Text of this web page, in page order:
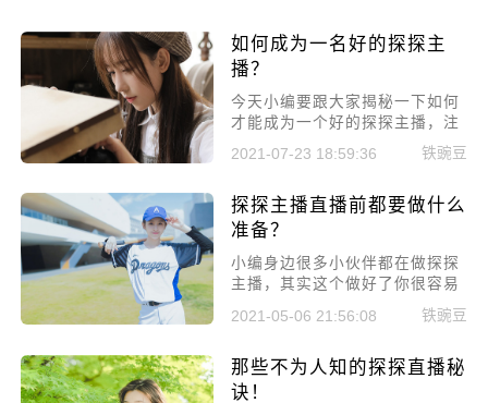
如何成为一名好的探探主
播？
今天小编要跟大家揭秘一下如何
才能成为一个好的探探主播，注
意好下面几个方面，你一定能成
为顶尖网络女主播!
2021-07-23 18:59:36 铁豌豆
探探主播直播前都要做什么
准备？
小编身边很多小伙伴都在做探探
主播，其实这个做好了你很容易
就能收获一大批粉丝。如果你也
想做探探主播的话，今天小编给
探探主播直播前都要做什么准
备，你都知道吗?
2021-05-06 21:56:08 铁豌豆
那些不为人知的探探直播秘
诀！